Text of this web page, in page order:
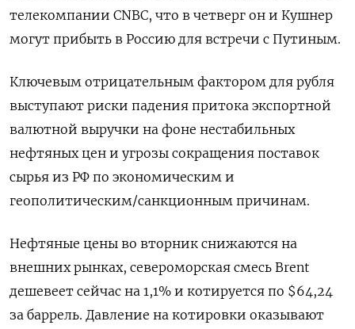
телекомпании CNBC, что в четверг он и Кушнер
могут прибыть в Россию для встречи с Путиным.
Ключевым отрицательным ‍фактором для рубля
выступают риски падения ‍притока экспортной
валютной выручки на фоне нестабильных
нефтяных цен и угрозы сокращения поставок
сырья из РФ по экономическим и
геополитическим/санкционным причинам.
Нефтяные цены во ‍вторник снижаются на
внешних рынках, североморская смесь Brent
дешевеет сейчас на 1,1% и котируется по $64,24
за баррель. Давление на котировки оказывают